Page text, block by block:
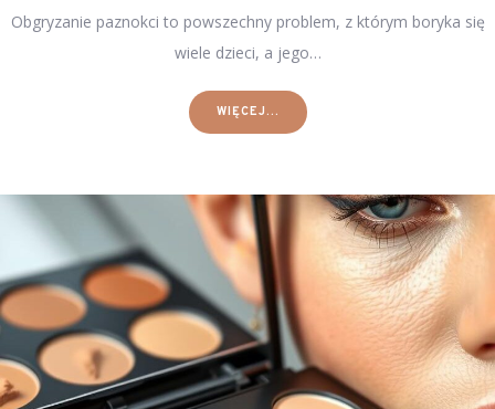
Obgryzanie paznokci to powszechny problem, z którym boryka się
wiele dzieci, a jego…
WIĘCEJ...